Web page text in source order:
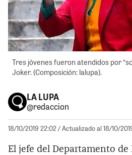
Tres jóvenes fueron atendidos por
Joker. (Composición: lalupa).
LA LUPA
@redaccion
18/10/2019 22:02/ Actualizado al 18/10/
El jefe del Departamento de